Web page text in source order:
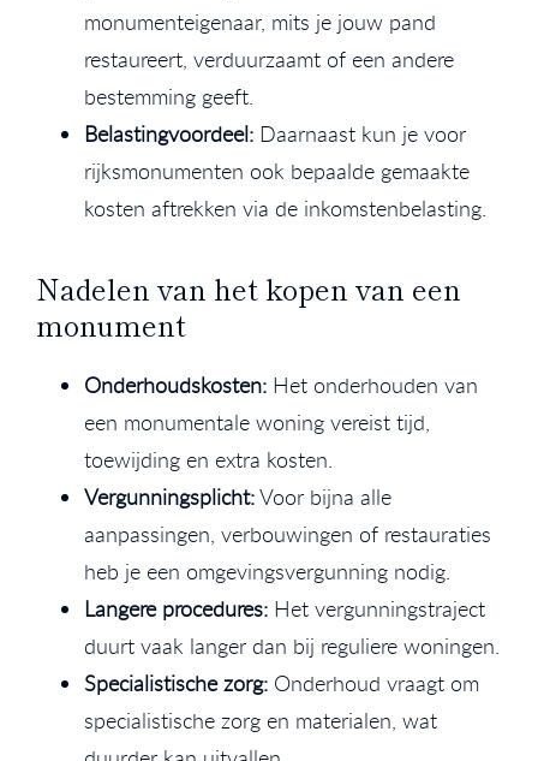
monumenteigenaar, mits je jouw pand
restaureert, verduurzaamt of een andere
bestemming geeft.
Belastingvoordeel: Daarnaast kun je voor
rijksmonumenten ook bepaalde gemaakte
kosten aftrekken via de inkomstenbelasting.
Nadelen van het kopen van een
monument
Onderhoudskosten: Het onderhouden van
een monumentale woning vereist tijd,
toewijding en extra kosten.
Vergunningsplicht:Voor bijna alle
aanpassingen, verbouwingen of restauraties
heb je een omgevingsvergunning nodig.
Langere procedures: Het vergunningstraject
duurt vaak langer dan bij reguliere woningen.
Specialistische zorg: Onderhoud vraagt om
specialistische zorg en materialen, wat